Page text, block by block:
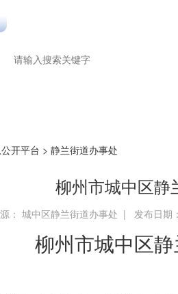
开平台 > 静兰街道办事处
柳州市城中区静
： 城中区静兰街道办事处 | 发布日
柳州市城中区